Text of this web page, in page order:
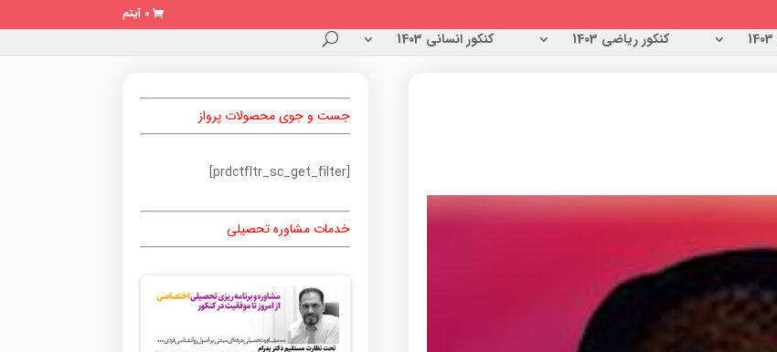
0 آیتم
کنکور ریاضی 1403 کنکور انسانی 1403
جست و جوی محصولات پرواز
[prdctfltr_sc_get_filter]
خدمات مشاوره تحصیلی